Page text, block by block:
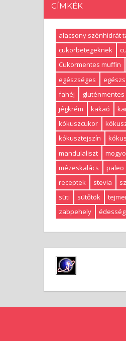
CÍMKÉK
alacsony szénhidrát
cukorbetegeknek
Cukormentes muffin
egészséges
fahéj
gluténmentes
jégkrém
kakaó
kókuszcukor
kókusztejszín
mandulaliszt
mézeskalács
paleo
receptek
stevia
süti
sütőtök
zabpehely
édesség